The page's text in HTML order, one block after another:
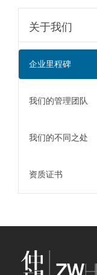
关于我们
企业里程碑
我们的管理团队
我们的不同之处
资质证书